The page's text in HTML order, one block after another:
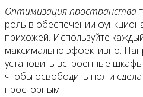
Оптимизация пространства
роль в обеспечении
прихожей. Используйте
максимально эффективно.
установить встроенные
чтобы освободить пол и
просторным.